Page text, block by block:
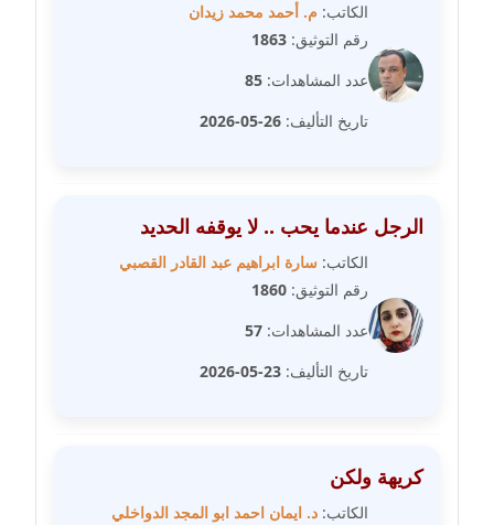
مدونة سحر حسب الله
عاملة
عاملة
مدونة سلوى بدران
عاملة
مدونة سلوي جلال
عاملة
مدونة سماح حامد
الكاتب: م. أحمد محمد زيدان
رقم التوثيق: 1863
عدد المشاهدات: 85
تاريخ التأليف: 26-05-2026
الرجل عندما يحب .. لا يوقفه الحديد
الكاتب: سارة ابراهيم عبد القادر القصبي
رقم التوثيق: 1860
عدد المشاهدات: 57
تاريخ التأليف: 23-05-2026
كريهة ولكن
الكاتب: د. ايمان احمد ابو المجد الدواخلي